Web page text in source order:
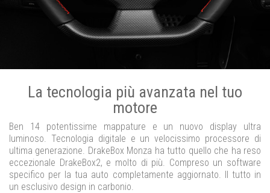
La tecnologia più avanzata nel tuo
motore
Ben 14 potentissime mappature e un nuovo display ultra
luminoso. Tecnologia digitale e un velocissimo processore di
ultima generazione. DrakeBox Monza ha tutto quello che ha reso
eccezionale DrakeBox2, e molto di più. Compreso un software
specifico per la tua auto completamente aggiornato. Il tutto in
un esclusivo design in carbonio.